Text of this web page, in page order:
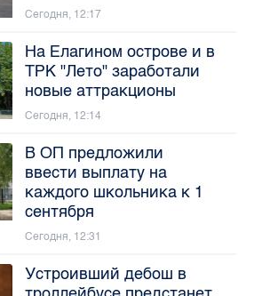
Сегодня, 12:17
На Елагином острове и в
ТРК "Лето" заработали
новые аттракционы
Сегодня, 12:14
В ОП предложили
ввести выплату на
каждого школьника к 1
сентября
Сегодня, 12:31
Устроивший дебош в